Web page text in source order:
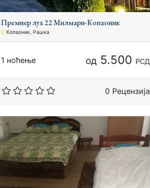
Премиер луx 22 Милмари-Копаоник
Копаоник, Рашка
1 ноћење од5.500 РСД
0 Рецензија